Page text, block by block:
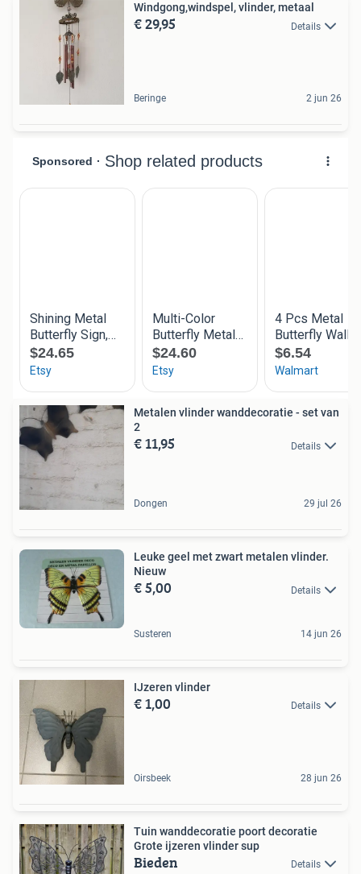
Windgong,windspel, vlinder, metaal
€ 29,95 Details
Beringe 2 jun 26
Metalen vlinder wanddecoratie - set van
2
€ 11,95 Details
Dongen 29 jul 26
Leuke geel met zwart metalen vlinder.
Nieuw
€ 5,00 Details
Susteren 14 jun 26
IJzeren vlinder
€ 1,00 Details
Oirsbeek 28 jun 26
Tuin wanddecoratie poort decoratie
Grote ijzeren vlinder sup
Bieden Details